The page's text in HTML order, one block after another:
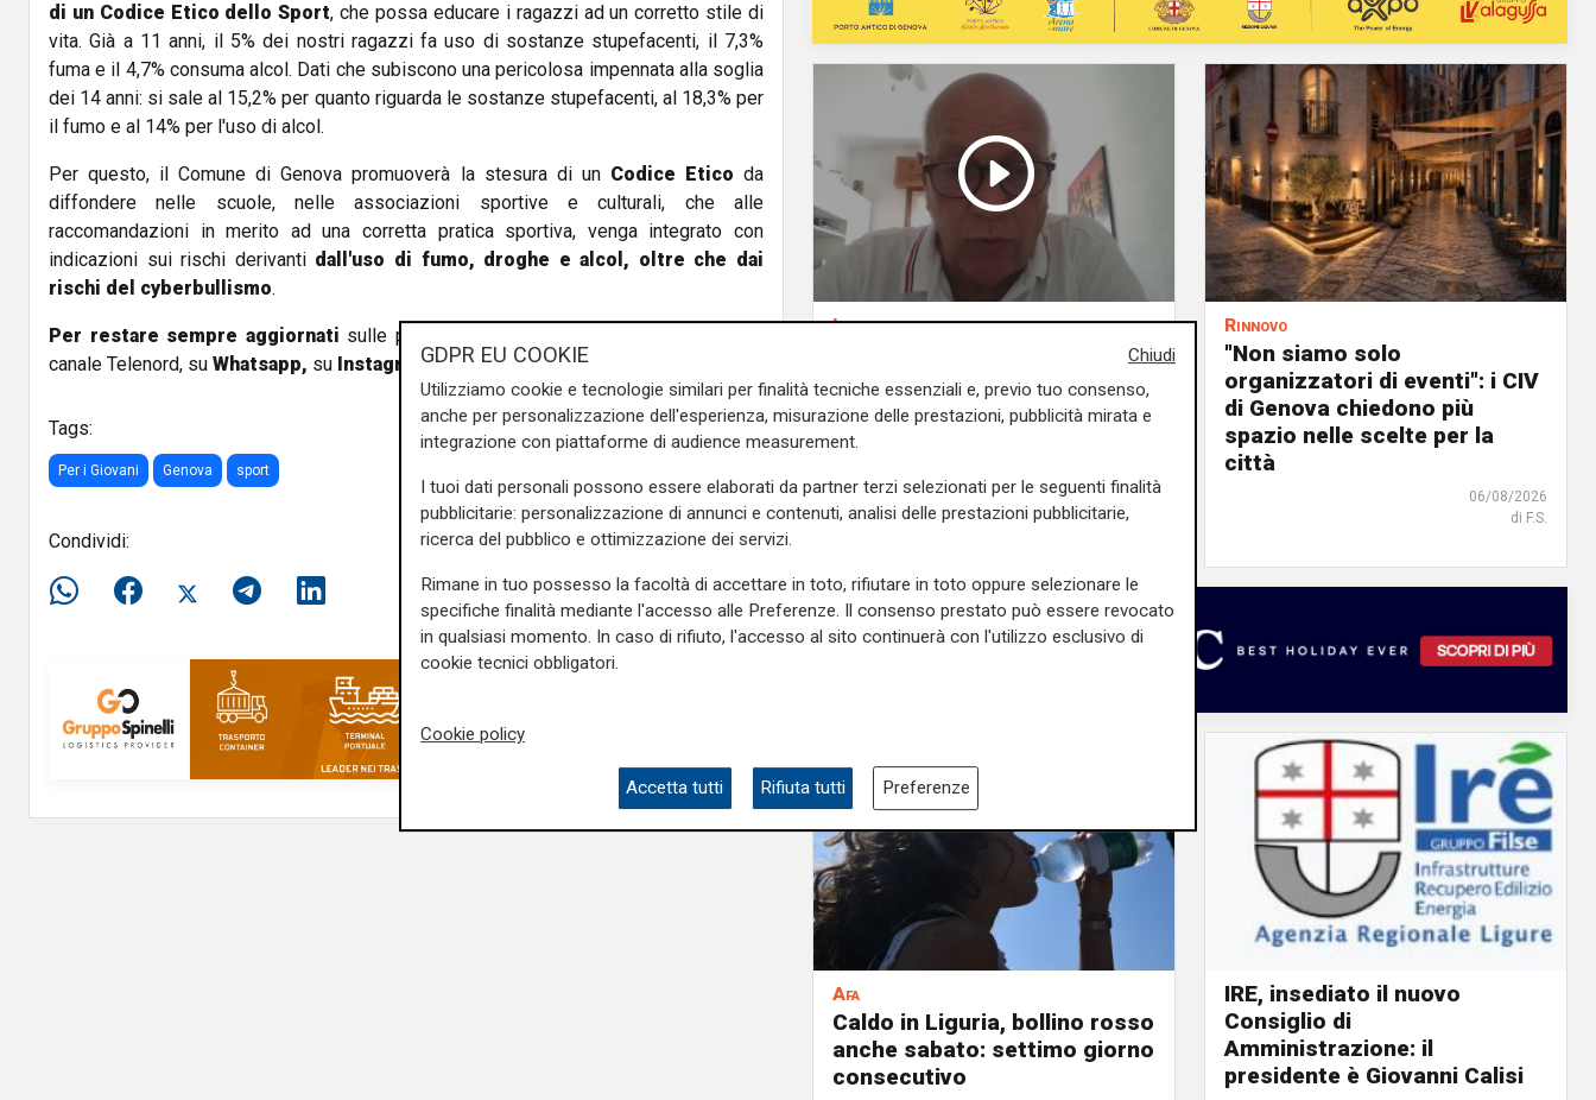
di un Codice Etico dello Sport, che possa educare i ragazzi ad un corretto stile di
vita. Già a 11 anni, il 5% dei nostri ragazzi fa uso di sostanze stupefacenti, il 7,3%
fuma e il 4,7% consuma alcol. Dati che subiscono una pericolosa impennata alla soglia
dei 14 anni: si sale al 15,2% per quanto riguarda le sostanze stupefacenti, al 18,3% per
il fumo e al 14% per l'uso di alcol.
Per questo, il Comune di Genova promuoverà la stesura di un Codice Etico da
diffondere nelle scuole, nelle associazioni sportive e culturali, che alle
raccomandazioni in merito ad una corretta pratica sportiva, venga integrato con
indicazioni sui rischi derivanti dall'uso di fumo, droghe e alcol, oltre che dai
rischi del cyberbullismo.
Per restare sempre aggiornati sulle principali notizie sulla Liguria seguiteci sul
canale Telenord, su Whatsapp, su Instagram,suYoutubee suFacebook
Tags:
Per i Giovani Genova sport
Condividi:
La posizione
subappalto Amt: la situazione
secondo il vicepresidente
Anav
Rinnovo
"Non siamo solo
organizzatori di eventi": i CIV
di Genova chiedono più
spazio nelle scelte per la
città
06/08/2026
di F.S.
Afa
Caldo in Liguria, bollino rosso
anche sabato: settimo giorno
consecutivo
IRE, insediato il nuovo
Consiglio di
Amministrazione: il
presidente è Giovanni Calisi
Chiudi
GDPR EU COOKIE
Utilizziamo cookie e tecnologie similari per finalità tecniche essenziali e, previo tuo consenso,
anche per personalizzazione dell'esperienza, misurazione delle prestazioni, pubblicità mirata e
integrazione con piattaforme di audience measurement.
I tuoi dati personali possono essere elaborati da partner terzi selezionati per le seguenti finalità
pubblicitarie: personalizzazione di annunci e contenuti, analisi delle prestazioni pubblicitarie,
ricerca del pubblico e ottimizzazione dei servizi.
Rimane in tuo possesso la facoltà di accettare in toto, rifiutare in toto oppure selezionare le
specifiche finalità mediante l'accesso alle Preferenze. Il consenso prestato può essere revocato
in qualsiasi momento. In caso di rifiuto, l'accesso al sito continuerà con l'utilizzo esclusivo di
cookie tecnici obbligatori.
Cookie policy
Accetta tutti Rifiuta tutti Preferenze